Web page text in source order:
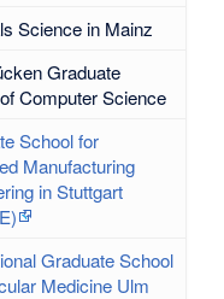
Science in Mainz
Graduate
Computer Science
School for
Manufacturing
in Stuttgart
Graduate School
Medicine Ulm